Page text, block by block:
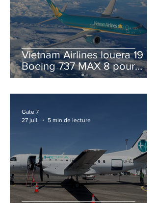
Vietnam Airlines louera 19
Boeing 737 MAX 8 pour
accélérer la modernisation
Gate 7
27 juil.
5 min de lecture